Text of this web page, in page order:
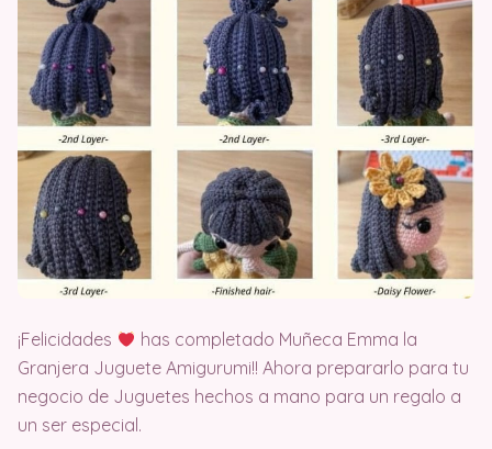
¡Felicidades
has completado Muñeca Emma la
Granjera Juguete Amigurumi!! Ahora prepararlo para tu
negocio de Juguetes hechos a mano para un regalo a
un ser especial.